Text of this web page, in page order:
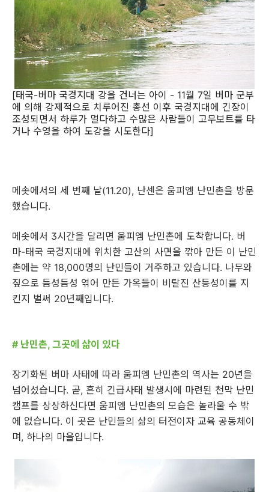
[태국-버마 국경지대 강을 건너는 아이 - 11월 7일 버마 군부
에 의해 강제적으로 치루어진 총선 이후 국경지대에 긴장이
조성되면서 하루가 멀다하고 수많은 사람들이 고무보트를 타
거나 수영을 하여 도강을 시도한다]
메솟에서의 세 번째 날(11.20), 난센은 움피엠 난민촌을 방문
했습니다.
메솟에서 3시간을 달리면 움피엠 난민촌에 도착합니다. 버
마-태국 국경지대에 위치한 고산의 사면을 깎아 만든 이 난민
촌에는 약 18,000명의 난민들이 거주하고 있습니다. 나무와
짚으로 듬성듬성 엮어 만든 가옥들이 비탈진 산등성이를 지
킨지 벌써 20년째입니다.
# 난민촌, 그곳에 삶이 있다
장기화된 버마 사태에 따라 움피엠 난민촌의 역사는 20년을
넘어섰습니다. 곧, 흔히 긴급사태 발생시에 마련된 천막 난민
캠프를 상상하신다면 움피엠 난민촌의 모습은 놀라울 수 밖
에 없습니다. 이 곳은 난민들의 삶의 터전이자 교육 공동체이
며, 하나의 마을입니다.